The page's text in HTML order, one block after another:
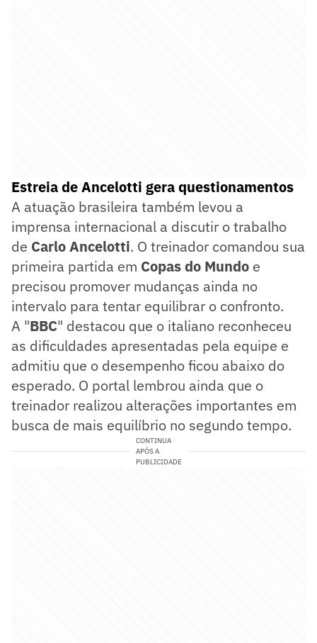
Estreia de Ancelotti gera questionamentos
A atuação brasileira também levou a
imprensa internacional a discutir o trabalho
de Carlo Ancelotti. O treinador comandou sua
primeira partida em Copas do Mundo e
precisou promover mudanças ainda no
intervalo para tentar equilibrar o confronto.
A "BBC" destacou que o italiano reconheceu
as dificuldades apresentadas pela equipe e
admitiu que o desempenho ficou abaixo do
esperado. O portal lembrou ainda que o
treinador realizou alterações importantes em
busca de mais equilíbrio no segundo tempo.
CONTINUA
APÓS A
PUBLICIDADE